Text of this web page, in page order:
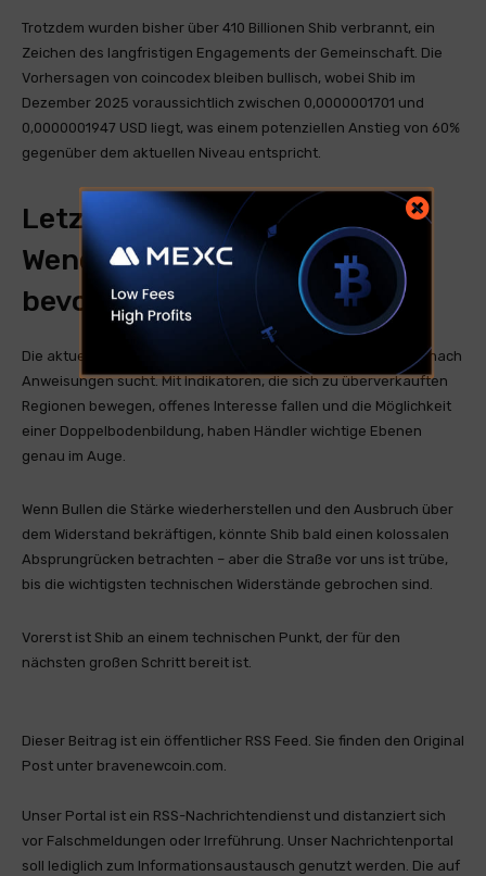
Trotzdem wurden bisher über 410 Billionen Shib verbrannt, ein
Zeichen des langfristigen Engagements der Gemeinschaft. Die
Vorhersagen von coincodex bleiben bullisch, wobei Shib im
Dezember 2025 voraussichtlich zwischen 0,0000001701 und
0,0000001947 USD liegt, was einem potenziellen Anstieg von 60%
gegenüber dem aktuellen Niveau entspricht.
Letzte Gedanken: Ist eine
Wende für Shib unmittelbar
bevor?
Die aktuelle Preisaktion von Shiba INU zeigt einen Markt, der nach
Anweisungen sucht. Mit Indikatoren, die sich zu überverkauften
Regionen bewegen, offenes Interesse fallen und die Möglichkeit
einer Doppelbodenbildung, haben Händler wichtige Ebenen
genau im Auge.
Wenn Bullen die Stärke wiederherstellen und den Ausbruch über
dem Widerstand bekräftigen, könnte Shib bald einen kolossalen
Absprungrücken betrachten – aber die Straße vor uns ist trübe,
bis die wichtigsten technischen Widerstände gebrochen sind.
Vorerst ist Shib an einem technischen Punkt, der für den
nächsten großen Schritt bereit ist.
Dieser Beitrag ist ein öffentlicher RSS Feed. Sie finden den Original
Post unter bravenewcoin.com.
Unser Portal ist ein RSS-Nachrichtendienst und distanziert sich
vor Falschmeldungen oder Irreführung. Unser Nachrichtenportal
soll lediglich zum Informationsaustausch genutzt werden. Die auf